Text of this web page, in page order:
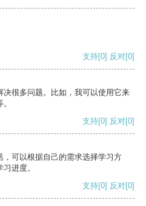
支持[0] 反对[0]
很多问题。比如，我可以使用它来
支持[0] 反对[0]
可以根据自己的需求选择学习方
进度。
支持[0] 反对[0]